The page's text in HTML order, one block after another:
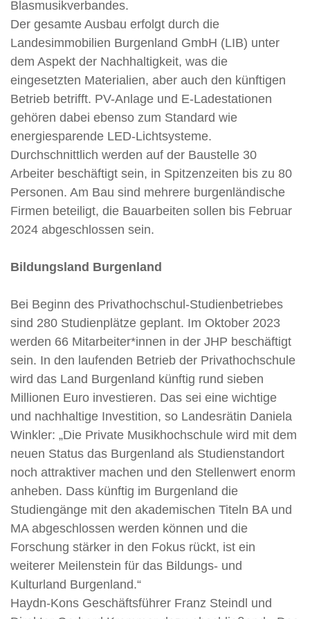
Blasmusikverbandes.
Der gesamte Ausbau erfolgt durch die
Landesimmobilien Burgenland GmbH (LIB) unter
dem Aspekt der Nachhaltigkeit, was die
eingesetzten Materialien, aber auch den künftigen
Betrieb betrifft. PV-Anlage und E-Ladestationen
gehören dabei ebenso zum Standard wie
energiesparende LED-Lichtsysteme.
Durchschnittlich werden auf der Baustelle 30
Arbeiter beschäftigt sein, in Spitzenzeiten bis zu 80
Personen. Am Bau sind mehrere burgenländische
Firmen beteiligt, die Bauarbeiten sollen bis Februar
2024 abgeschlossen sein.
Bildungsland Burgenland
Bei Beginn des Privathochschul-Studienbetriebes
sind 280 Studienplätze geplant. Im Oktober 2023
werden 66 Mitarbeiter*innen in der JHP beschäftigt
sein. In den laufenden Betrieb der Privathochschule
wird das Land Burgenland künftig rund sieben
Millionen Euro investieren. Das sei eine wichtige
und nachhaltige Investition, so Landesrätin Daniela
Winkler: „Die Private Musikhochschule wird mit dem
neuen Status das Burgenland als Studienstandort
noch attraktiver machen und den Stellenwert enorm
anheben. Dass künftig im Burgenland die
Studiengänge mit den akademischen Titeln BA und
MA abgeschlossen werden können und die
Forschung stärker in den Fokus rückt, ist ein
weiterer Meilenstein für das Bildungs- und
Kulturland Burgenland.“
Haydn-Kons Geschäftsführer Franz Steindl und